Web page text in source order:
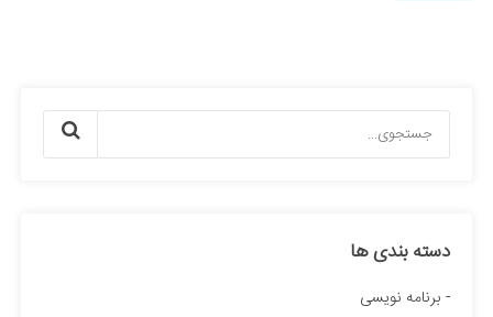
دسته بندی ها
برنامه نویسی